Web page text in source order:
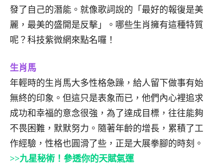
發了自己的潛能。就像歌詞說的「最好的報復是美
麗，最美的盛開是反擊」。哪些生肖擁有這種特質
呢？科技紫微網來點名囉！
生肖馬
年輕時的生肖馬大多性格急躁，給人留下做事有始
無終的印象。但這只是表象而已，他們內心裡追求
成功和幸福的意念很強，為了達成目標，往往能夠
不畏困難，默默努力。隨著年齡的增長，累積了工
作經驗，性格也圓滑了些，正是大展拳腳的時刻。
>>九星秘術！參透你的天賦氣運